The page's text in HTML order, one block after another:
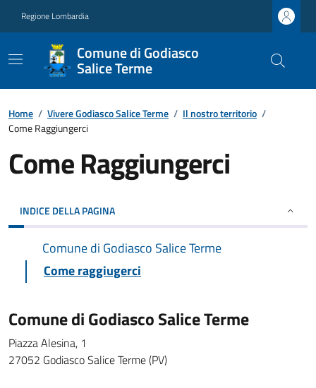
Regione Lombardia
Comune di Godiasco
Salice Terme
Home / Vivere Godiasco Salice Terme / Il nostro territorio /
Come Raggiungerci
Come Raggiungerci
INDICE DELLA PAGINA
Comune di Godiasco Salice Terme
Come raggiugerci
Comune di Godiasco Salice Terme
Piazza Alesina, 1
27052 Godiasco Salice Terme (PV)